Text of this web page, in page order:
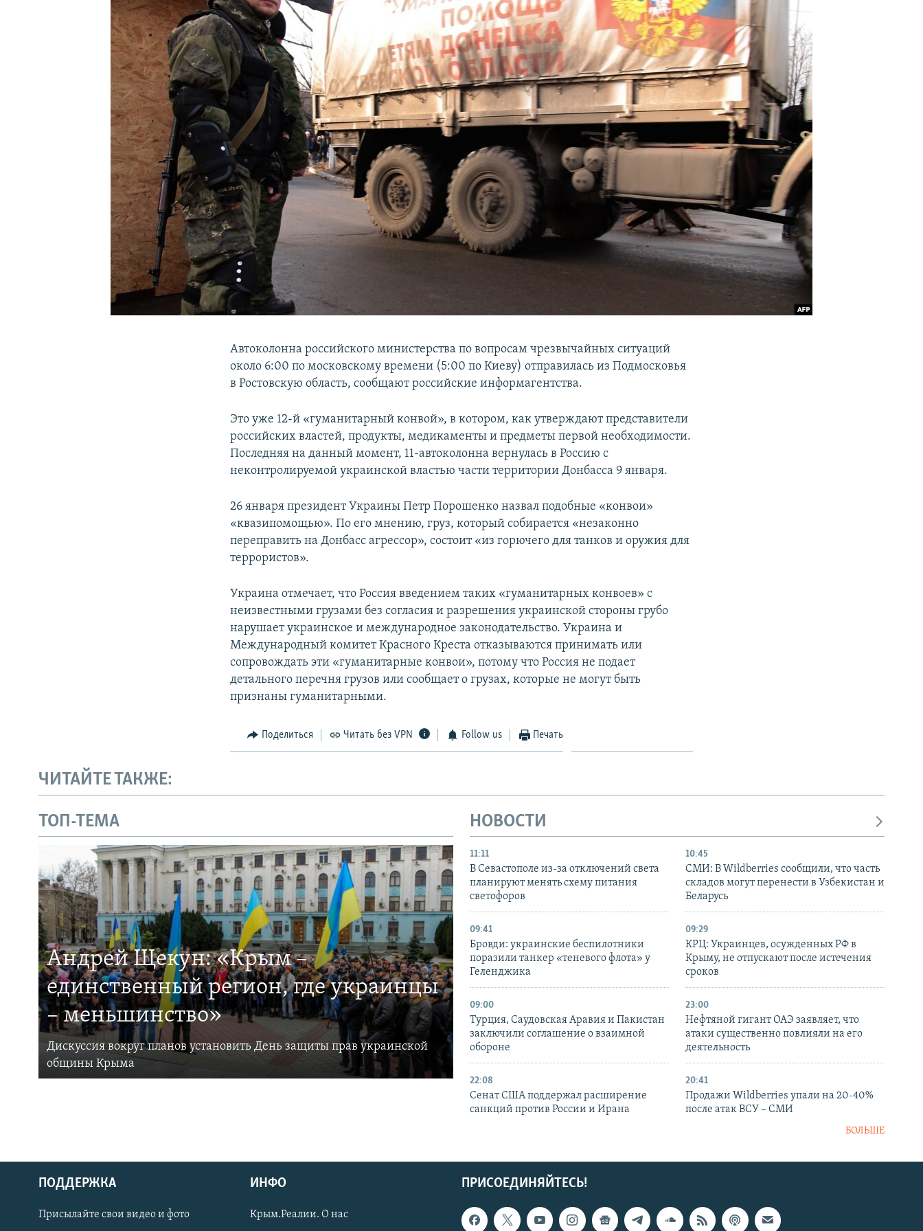
КРЫМ.НЕПОКОРЕННЫЙ
УКРАИНСКАЯ ПРОБЛЕМА КРЫМА
Українською
Автоколонна российского министерства по вопросам чрезвычайных ситуаций
около 6:00 по московскому времени (5:00 по Киеву) отправилась из Подмосковья
в Ростовскую область, сообщают российские информагентства.
Это уже 12-й «гуманитарный конвой», в котором, как утверждают представители
российских властей, продукты, медикаменты и предметы первой необходимости.
Последняя на данный момент, 11-автоколонна вернулась в Россию с
неконтролируемой украинской властью части территории Донбасса 9 января.
26 января президент Украины Петр Порошенко назвал подобные «конвои»
«квазипомощью». По его мнению, груз, который собирается «незаконно
переправить на Донбасс агрессор», состоит «из горючего для танков и оружия для
террористов».
Украина отмечает, что Россия введением таких «гуманитарных конвоев» с
неизвестными грузами без согласия и разрешения украинской стороны грубо
нарушает украинское и международное законодательство. Украина и
Международный комитет Красного Креста отказываются принимать или
сопровождать эти «гуманитарные конвои», потому что Россия не подает
детального перечня грузов или сообщает о грузах, которые не могут быть
признаны гуманитарными.
Поделиться Читать без VPN Follow us Печать
ЧИТАЙТЕ ТАКЖЕ:
ТОП-ТЕМА
Андрей Щекун: «Крым –
единственный регион, где украинцы
– меньшинство»
Дискуссия вокруг планов установить День защиты прав украинской
общины Крыма
НОВОСТИ
11:11
В Севастополе из-за отключений света
планируют менять схему питания
светофоров
10:45
СМИ: В Wildberries сообщили, что часть
складов могут перенести в Узбекистан и
Беларусь
09:41
Бровди: украинские беспилотники
поразили танкер «теневого флота» у
Геленджика
09:29
КРЦ: Украинцев, осужденных РФ в
Крыму, не отпускают после истечения
сроков
09:00
Турция, Саудовская Аравия и Пакистан
заключили соглашение о взаимной
обороне
23:00
Нефтяной гигант ОАЭ заявляет, что
атаки существенно повлияли на его
деятельность
22:08
Сенат США поддержал расширение
санкций против России и Ирана
20:41
Продажи Wildberries упали на 20-40%
после атак ВСУ – СМИ
БОЛЬШЕ
ПРИСОЕДИНЯЙТЕСЬ!
ПОДДЕРЖКА
Присылайте свои видео и фото
ИНФО
Крым.Реалии. О нас